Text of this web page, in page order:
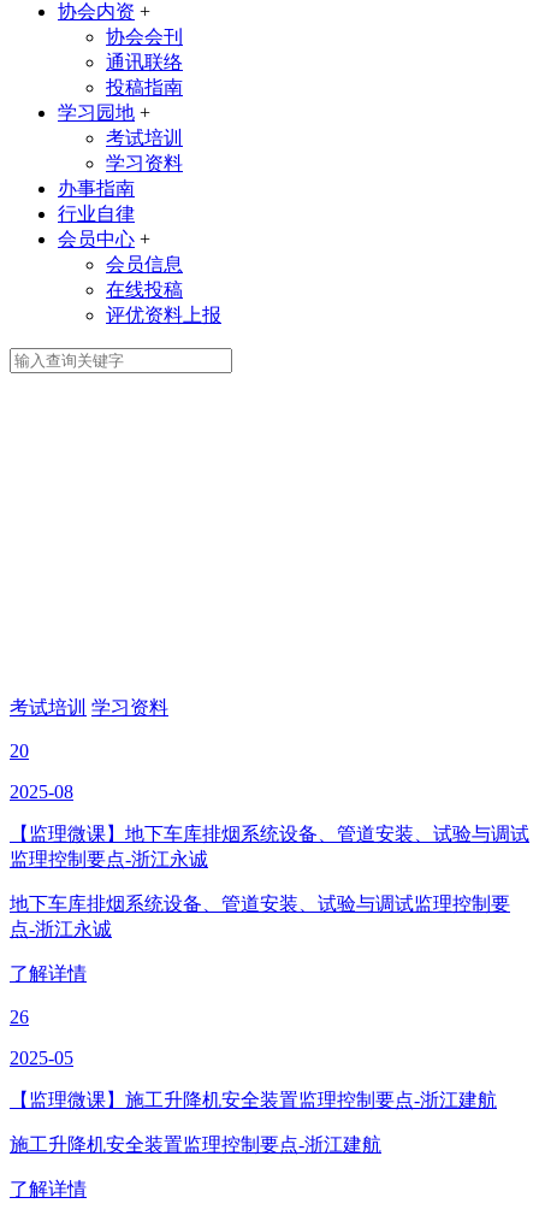
协会内资 +
协会会刊
通讯联络
投稿指南
学习园地 +
考试培训
学习资料
办事指南
行业自律
会员中心 +
会员信息
在线投稿
评优资料上报
考试培训 学习资料
20
2025-08
【监理微课】地下车库排烟系统设备、管道安装、试验与调试
监理控制要点-浙江永诚
地下车库排烟系统设备、管道安装、试验与调试监理控制要
点-浙江永诚
了解详情
26
2025-05
【监理微课】施工升降机安全装置监理控制要点-浙江建航
施工升降机安全装置监理控制要点-浙江建航
了解详情